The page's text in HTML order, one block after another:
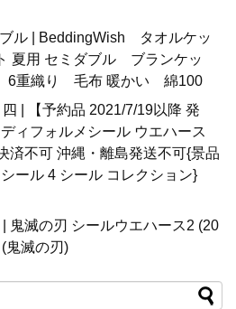
ル | BeddingWish タオルケッ
夏用 セミダブル ブランケッ
6重織り 毛布 暖かい 綿100
| 【予約品 2021/7/19以降 発
ィフォルメシール ウエハース
済不可 沖縄・離島発送不可{景品
ール 4 シール コレクション}
鬼滅の刃 シールウエハース2 (20
鬼滅の刃)